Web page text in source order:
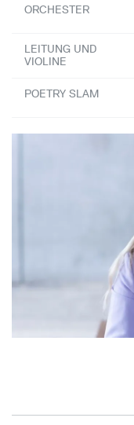
ORCHESTER
LEITUNG UND
VIOLINE
POETRY SLAM